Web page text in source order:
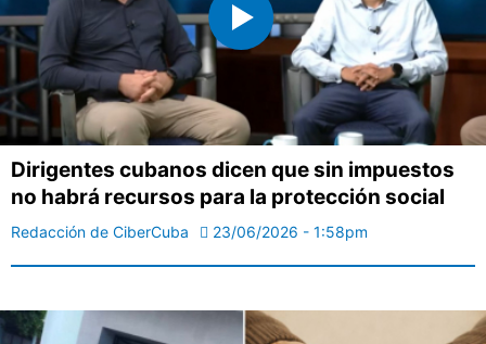
Dirigentes cubanos dicen que sin impuestos
no habrá recursos para la protección social
Redacción de CiberCuba 23/06/2026 - 1:58pm